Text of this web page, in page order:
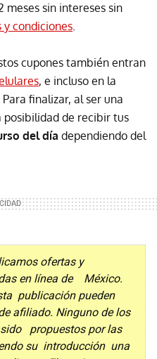
meses sin intereses sin
y condiciones.
cupones también entran
, e incluso en la
Para finalizar, al ser una
posibilidad de recibir tus
del día dependiendo del
ofertas y
en línea de México.
publicación pueden
afiliado. Ninguno de los
propuestos por las
su introducción una